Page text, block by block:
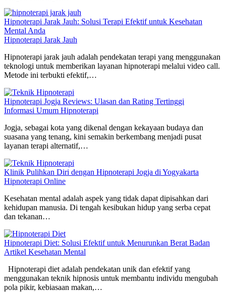
Hipnoterapi Jarak Jauh: Solusi Terapi Efektif untuk Kesehatan
Mental Anda
Hipnoterapi Jarak Jauh
Hipnoterapi jarak jauh adalah pendekatan terapi yang menggunakan
teknologi untuk memberikan layanan hipnoterapi melalui video call.
Metode ini terbukti efektif,…
Hipnoterapi Jogja Reviews: Ulasan dan Rating Tertinggi
Informasi Umum Hipnoterapi
Jogja, sebagai kota yang dikenal dengan kekayaan budaya dan
suasana yang tenang, kini semakin berkembang menjadi pusat
layanan terapi alternatif,…
Klinik Pulihkan Diri dengan Hipnoterapi Jogja di Yogyakarta
Hipnoterapi Online
Kesehatan mental adalah aspek yang tidak dapat dipisahkan dari
kehidupan manusia. Di tengah kesibukan hidup yang serba cepat
dan tekanan…
Hipnoterapi Diet: Solusi Efektif untuk Menurunkan Berat Badan
Artikel Kesehatan Mental
Hipnoterapi diet adalah pendekatan unik dan efektif yang
menggunakan teknik hipnosis untuk membantu individu mengubah
pola pikir, kebiasaan makan,…